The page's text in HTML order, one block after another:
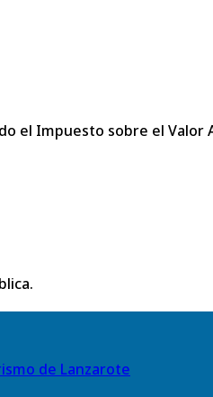
el Impuesto sobre el Valor
de Lanzarote